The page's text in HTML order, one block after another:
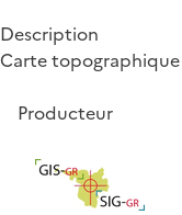
Description
Carte
Producteur